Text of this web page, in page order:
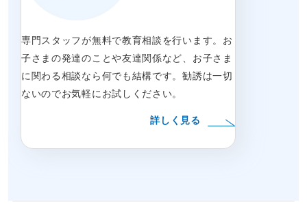
専門スタッフが無料で教育相談を行います。お
子さまの発達のことや友達関係など、お子さま
に関わる相談なら何でも結構です。勧誘は一切
ないのでお気軽にお試しください。
詳しく見る